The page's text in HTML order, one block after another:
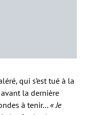
qui s’est tué à la
la dernière
à tenir… « Je